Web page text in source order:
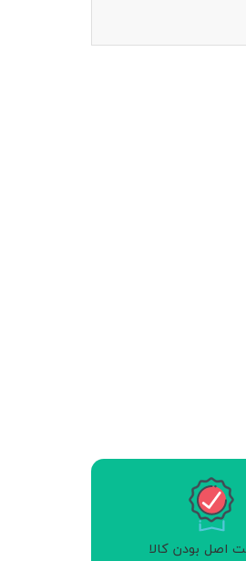
اصل بودن کالا